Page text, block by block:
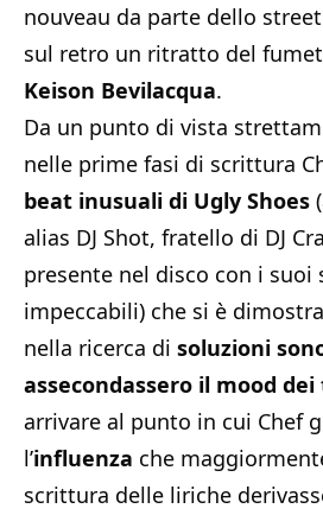
nouveau da parte dello
sul retro un ritratto del
Keison Bevilacqua.
Da un punto di vista
nelle prime fasi di scrittura
beat inusuali di Ugly Shoes
alias DJ Shot, fratello di DJ
presente nel disco con i suoi
impeccabili) che si è
nella ricerca di soluzioni
assecondassero il mood
arrivare al punto in cui Chef
l’influenza che
scrittura delle liriche